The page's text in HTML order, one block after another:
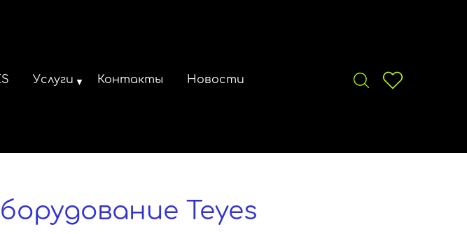
Услуги Контакты Новости
Teyes